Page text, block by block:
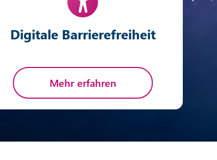
Digitale Barrierefreiheit
Mehr erfahren